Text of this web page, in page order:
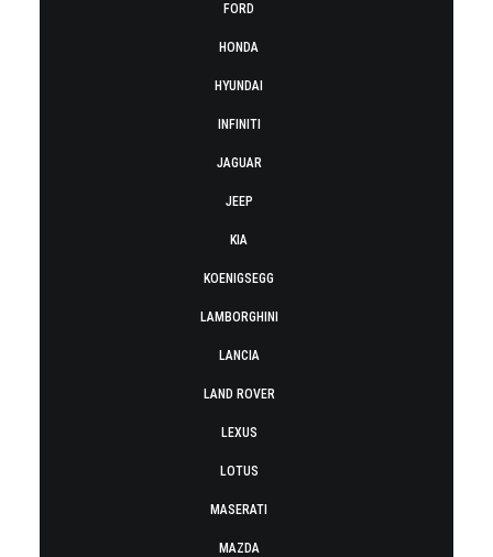
FORD
HONDA
HYUNDAI
INFINITI
JAGUAR
JEEP
KIA
KOENIGSEGG
LAMBORGHINI
LANCIA
LAND ROVER
LEXUS
LOTUS
MASERATI
MAZDA